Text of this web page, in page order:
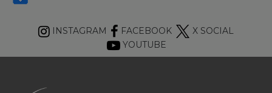
INSTAGRAM FACEBOOK
X SOCIAL
YOUTUBE